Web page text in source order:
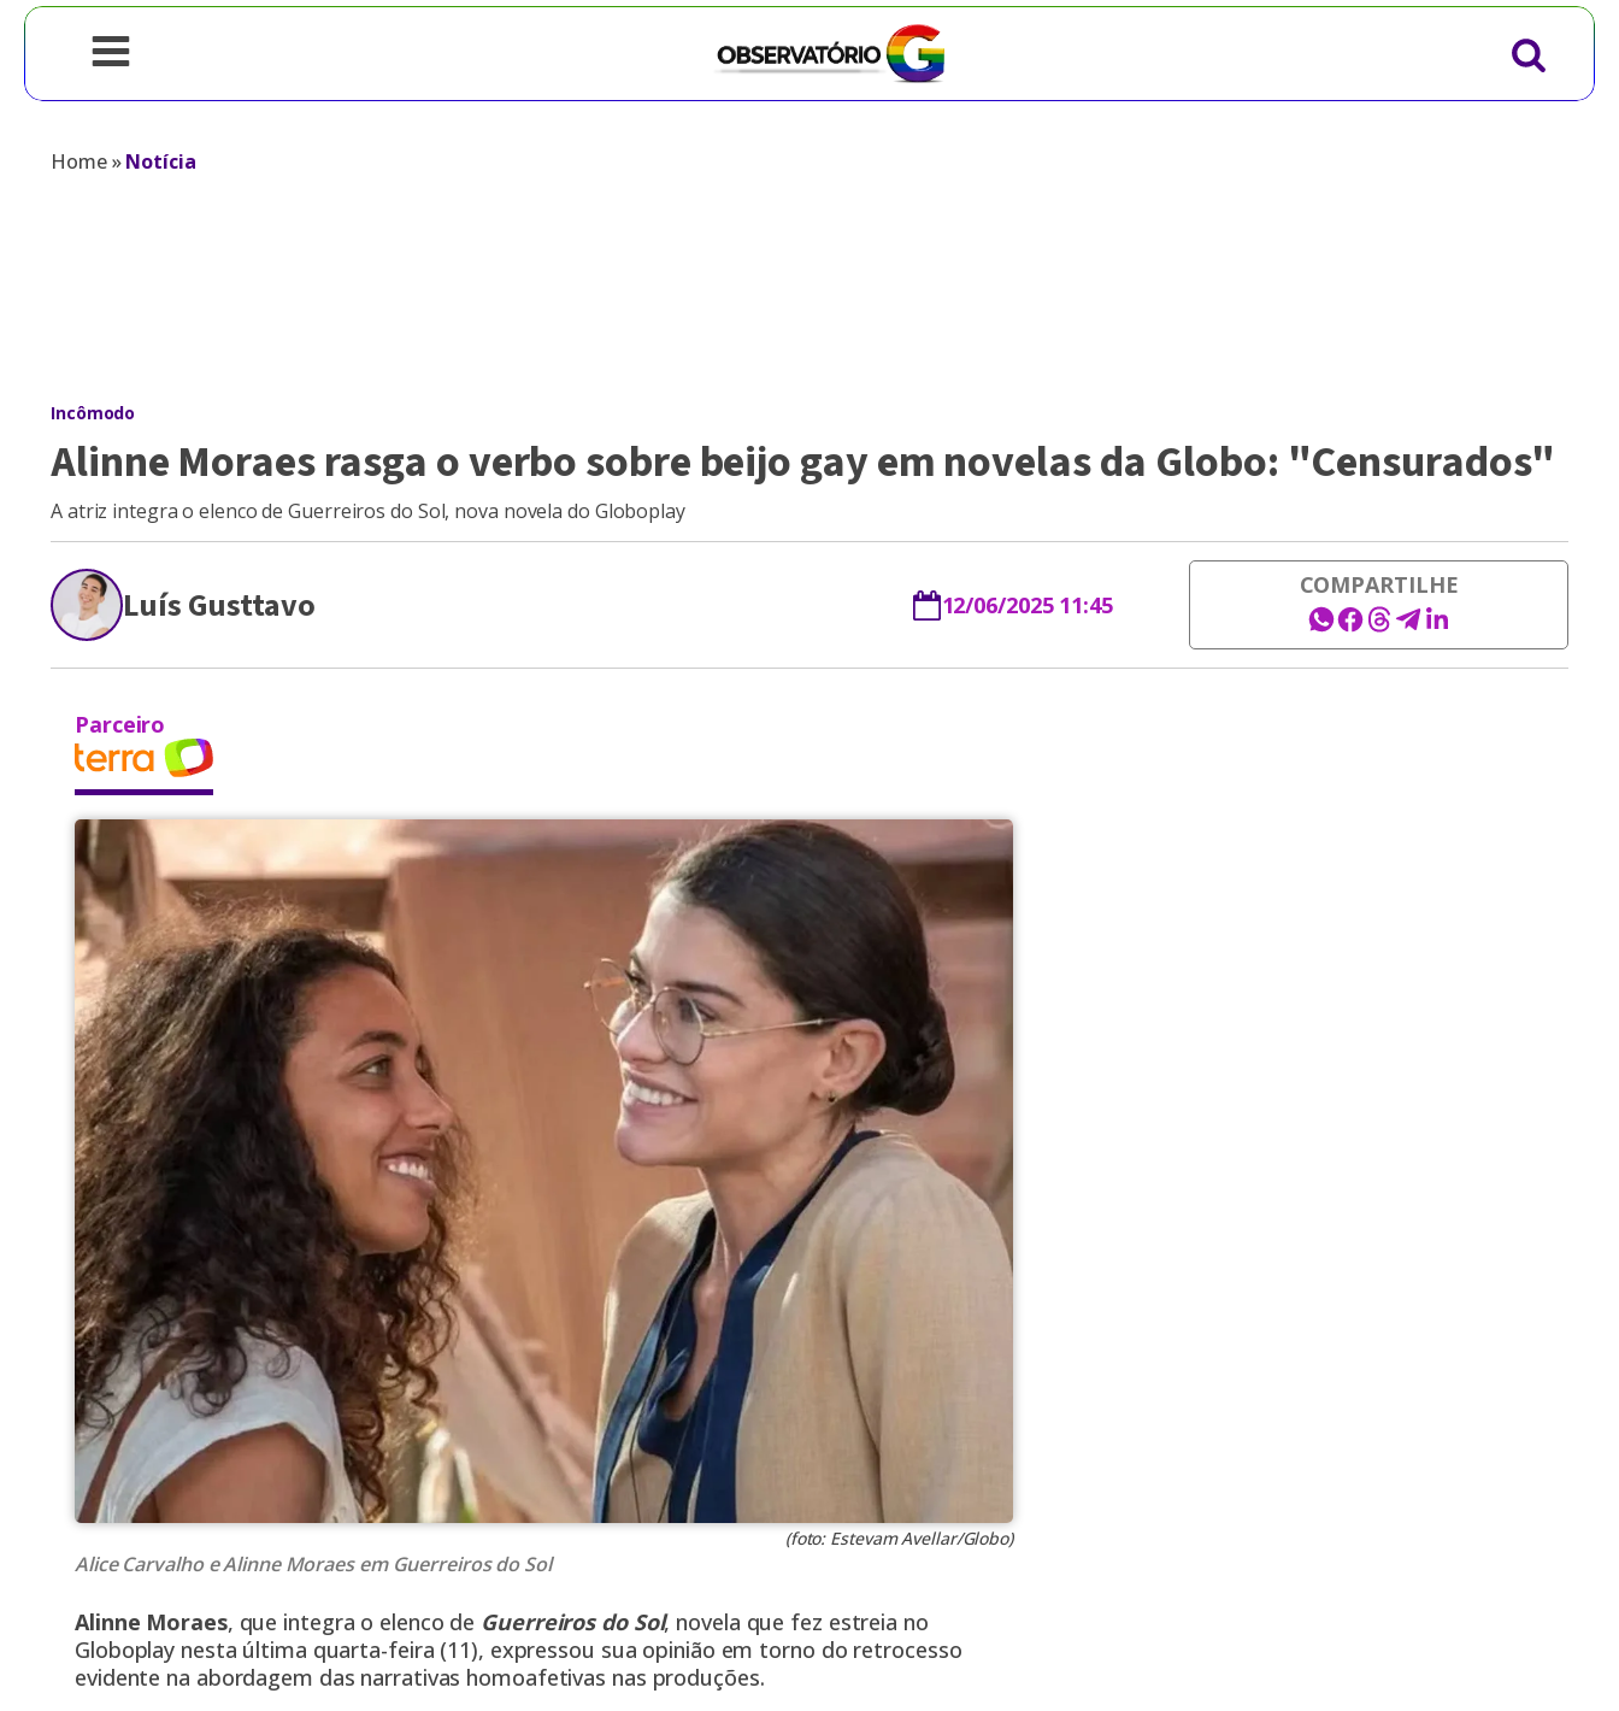
Home»Notícia
Incômodo
Alinne Moraes rasga o verbo sobre beijo gay em novelas da Globo: "Censurados"
A atriz integra o elenco de Guerreiros do Sol, nova novela do Globoplay
Luís Gusttavo 12/06/2025 11:45
COMPARTILHE
Parceiro
(foto: Estevam Avellar/Globo)
Alice Carvalho e Alinne Moraes em Guerreiros do Sol
Alinne Moraes, que integra o elenco de Guerreiros do Sol, novela que fez estreia no
Globoplay nesta última quarta-feira (11), expressou sua opinião em torno do retrocesso
evidente na abordagem das narrativas homoafetivas nas produções.